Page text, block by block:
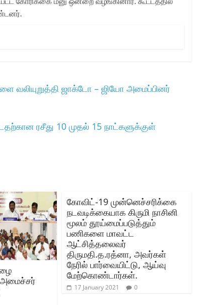
வலியுறுத்தி ஜாக்டோ – ஜியோ அமைப்பினர்
ரசீது 10 முதல்‌ 15 நாட்களுக்குள்‌
கோவிட்-19 முன்னெச்சரிக்கை
நடவடிக்கையாக கிருமி நாசினி
மூலம் தூய்மைப்படுத்தும்
பணிகளை மாவட்ட
ஆட்சித்தலைவர்
திருமதி.த.ரத்னா, அவர்கள்
நேரில் பார்வையிட்டு, ஆய்வு
மேற்கொண்டார்கள்.
17 January 2021 0